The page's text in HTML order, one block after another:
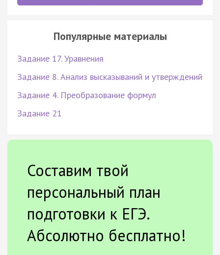
Популярные материалы
Задание 17. Уравнения
Задание 8. Анализ высказываний и утверждений
Задание 4. Преобразование формул
Задание 21
Составим твой
персональный план
подготовки к ЕГЭ.
Абсолютно бесплатно!